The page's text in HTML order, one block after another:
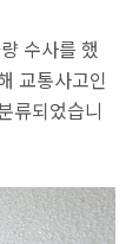
수사를 했
교통사고인
류되었습니